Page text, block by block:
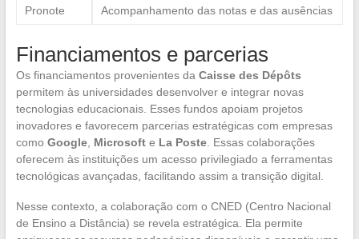
Pronote Acompanhamento das notas e das ausências
Financiamentos e parcerias
Os financiamentos provenientes da Caisse des Dépôts
permitem às universidades desenvolver e integrar novas
tecnologias educacionais. Esses fundos apoiam projetos
inovadores e favorecem parcerias estratégicas com empresas
como Google, Microsofte La Poste. Essas colaborações
oferecem às instituições um acesso privilegiado a ferramentas
tecnológicas avançadas, facilitando assim a transição digital.
Nesse contexto, a colaboração com o CNED (Centro Nacional
de Ensino a Distância) se revela estratégica. Ela permite